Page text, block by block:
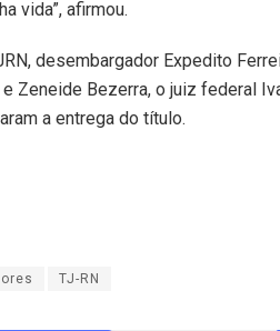
vida”, afirmou.
desembargador Expedito
Zeneide Bezerra, o juiz federal
a entrega do título.
TJ-RN